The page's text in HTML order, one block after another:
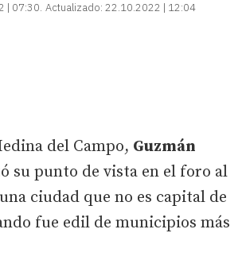
| 07:30 Actualizado: 22.10.2022 | 12:04
del Campo, Guzmán
su punto de vista en el foro al
ciudad que no es capital de
fue edil de municipios más